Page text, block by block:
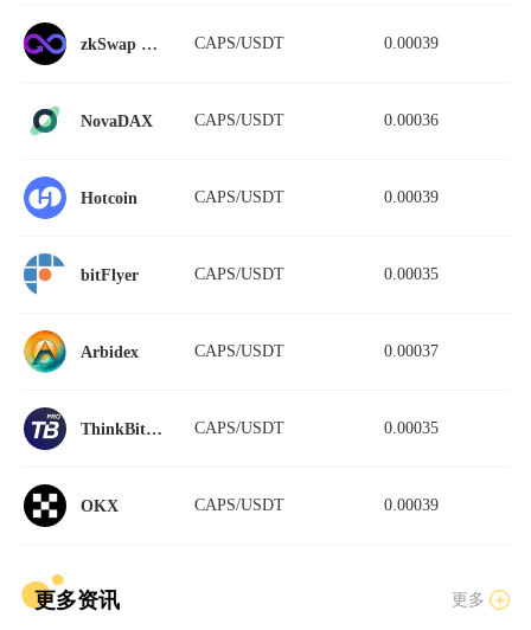
zkSwap Finance StableSwap CAPS/USDT 0.00039
NovaDAX CAPS/USDT 0.00036
Hotcoin CAPS/USDT 0.00039
bitFlyer CAPS/USDT 0.00035
Arbidex CAPS/USDT 0.00037
ThinkBit Pro CAPS/USDT 0.00035
OKX CAPS/USDT 0.00039
更多资讯 更多